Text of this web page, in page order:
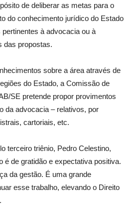
de deliberar as metas para o
do conhecimento jurídico do Estado
à advocacia ou à
das propostas.
sobre a área através de
do Estado, a Comissão de
SE pretende propor provimentos
da advocacia – relativos, por
cartoriais, etc.
terceiro triênio, Pedro Celestino,
é de gratidão e expectativa positiva.
da gestão. É uma grande
esse trabalho, elevando o Direito